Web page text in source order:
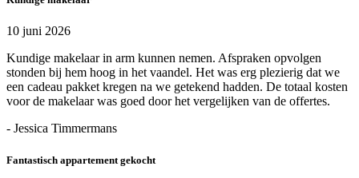
10 juni 2026
Kundige makelaar in arm kunnen nemen. Afspraken opvolgen
stonden bij hem hoog in het vaandel. Het was erg plezierig dat we
een cadeau pakket kregen na we getekend hadden. De totaal kosten
voor de makelaar was goed door het vergelijken van de offertes.
- Jessica Timmermans
Fantastisch appartement gekocht